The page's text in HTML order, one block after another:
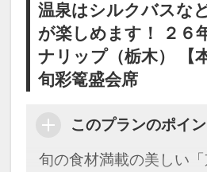
温泉はシルクバスな
が楽しめます！ ２６
ナリップ（栃木） 【
旬彩篭盛会席
このプランのポイ
旬の食材満載の美しい